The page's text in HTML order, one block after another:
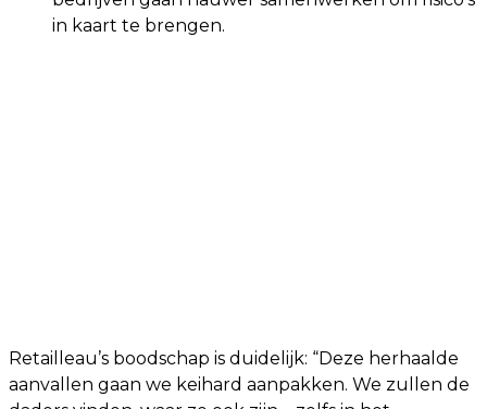
in kaart te brengen.
Retailleau’s boodschap is duidelijk: “Deze herhaalde
aanvallen gaan we keihard aanpakken. We zullen de